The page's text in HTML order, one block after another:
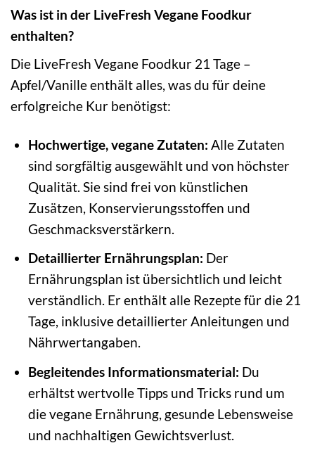
Was ist in der LiveFresh Vegane Foodkur
enthalten?
Die LiveFresh Vegane Foodkur 21 Tage –
Apfel/Vanille enthält alles, was du für deine
erfolgreiche Kur benötigst:
Hochwertige, vegane Zutaten: Alle Zutaten
sind sorgfältig ausgewählt und von höchster
Qualität. Sie sind frei von künstlichen
Zusätzen, Konservierungsstoffen und
Geschmacksverstärkern.
Detaillierter Ernährungsplan: Der
Ernährungsplan ist übersichtlich und leicht
verständlich. Er enthält alle Rezepte für die 21
Tage, inklusive detaillierter Anleitungen und
Nährwertangaben.
Begleitendes Informationsmaterial: Du
erhältst wertvolle Tipps und Tricks rund um
die vegane Ernährung, gesunde Lebensweise
und nachhaltigen Gewichtsverlust.